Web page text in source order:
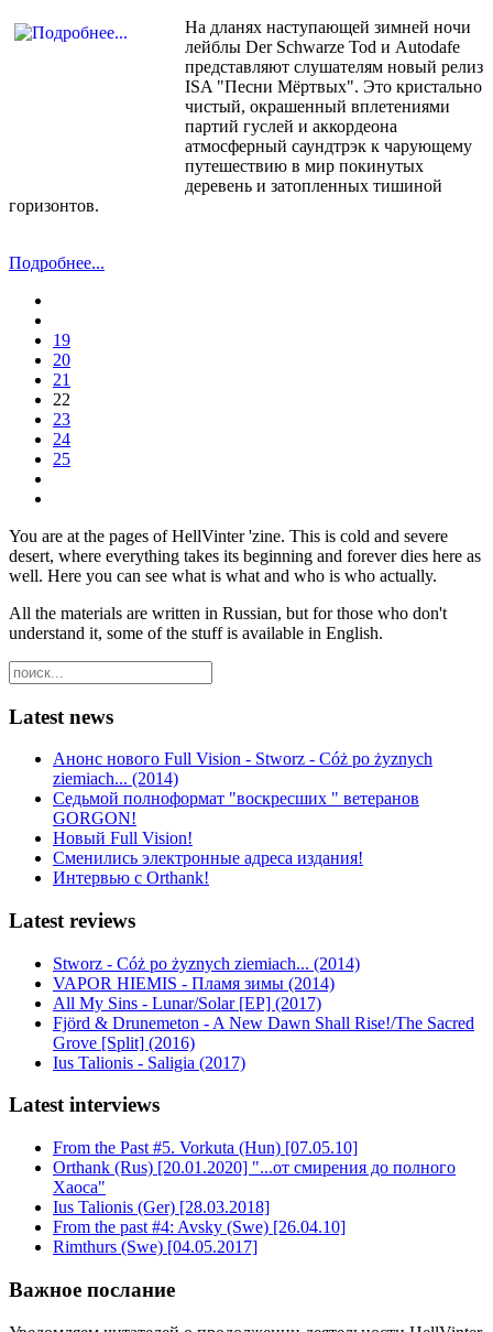
На дланях наступающей зимней ночи
лейблы Der Schwarze Tod и Autodafe
представляют слушателям новый релиз
ISA "Песни Мёртвых". Это кристально
чистый, окрашенный вплетениями
партий гуслей и аккордеона
атмосферный саундтрэк к чарующему
путешествию в мир покинутых
деревень и затопленных тишиной
горизонтов.
Подробнее...
19
20
21
22
23
24
25
You are at the pages of HellVinter 'zine. This is cold and severe
desert, where everything takes its beginning and forever dies here as
well. Here you can see what is what and who is who actually.
All the materials are written in Russian, but for those who don't
understand it, some of the stuff is available in English.
Latest news
Анонс нового Full Vision - Stworz - Cóż po żyznych
ziemiach... (2014)
Седьмой полноформат "воскресших " ветеранов
GORGON!
Новый Full Vision!
Сменились электронные адреса издания!
Интервью с Orthank!
Latest reviews
Stworz - Cóż po żyznych ziemiach... (2014)
VAPOR HIEMIS - Пламя зимы (2014)
All My Sins - Lunar/Solar [EP] (2017)
Fjörd & Drunemeton - A New Dawn Shall Rise!/The Sacred
Grove [Split] (2016)
Ius Talionis - Saligia (2017)
Latest interviews
From the Past #5. Vorkuta (Hun) [07.05.10]
Orthank (Rus) [20.01.2020] "...от смирения до полного
Хаоса"
Ius Talionis (Ger) [28.03.2018]
From the past #4: Avsky (Swe) [26.04.10]
Rimthurs (Swe) [04.05.2017]
Важное послание